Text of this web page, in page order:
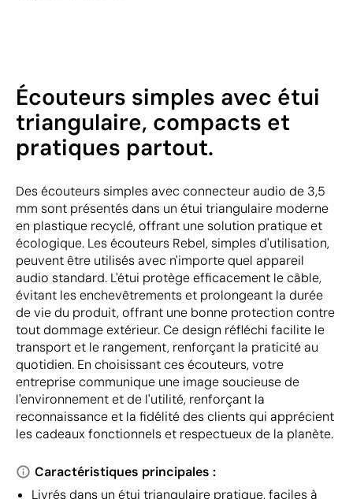
Écouteurs simples avec étui
triangulaire, compacts et
pratiques partout.
Des écouteurs simples avec connecteur audio de 3,5
mm sont présentés dans un étui triangulaire moderne
en plastique recyclé, offrant une solution pratique et
écologique. Les écouteurs Rebel, simples d'utilisation,
peuvent être utilisés avec n'importe quel appareil
audio standard. L'étui protège efficacement le câble,
évitant les enchevêtrements et prolongeant la durée
de vie du produit, offrant une bonne protection contre
tout dommage extérieur. Ce design réfléchi facilite le
transport et le rangement, renforçant la praticité au
quotidien. En choisissant ces écouteurs, votre
entreprise communique une image soucieuse de
l'environnement et de l'utilité, renforçant la
reconnaissance et la fidélité des clients qui apprécient
les cadeaux fonctionnels et respectueux de la planète.
Caractéristiques principales :
Livrés dans un étui triangulaire pratique, faciles à